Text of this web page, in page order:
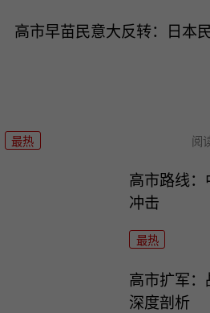
高市早苗民意大反转：日本
最热 阅
高市路线
冲击
最热
高市扩军：
深度剖析